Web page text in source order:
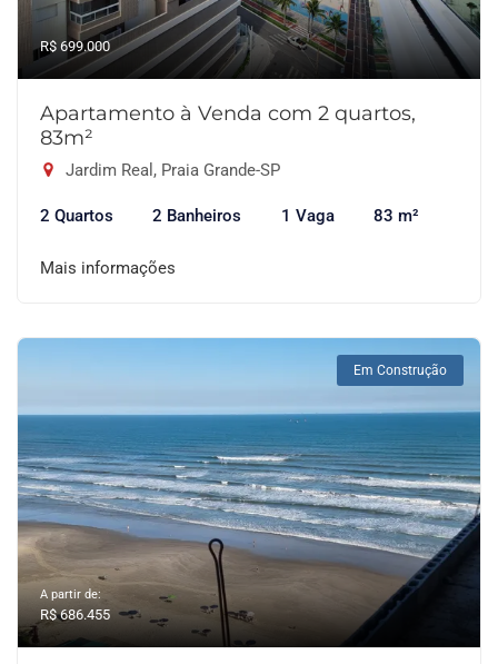
R$ 699.000
Apartamento à Venda com 2 quartos,
83m²
Jardim Real, Praia Grande-SP
2 Quartos 2 Banheiros 1 Vaga 83 m²
Mais informações
Em Construção
A partir de:
R$ 686.455